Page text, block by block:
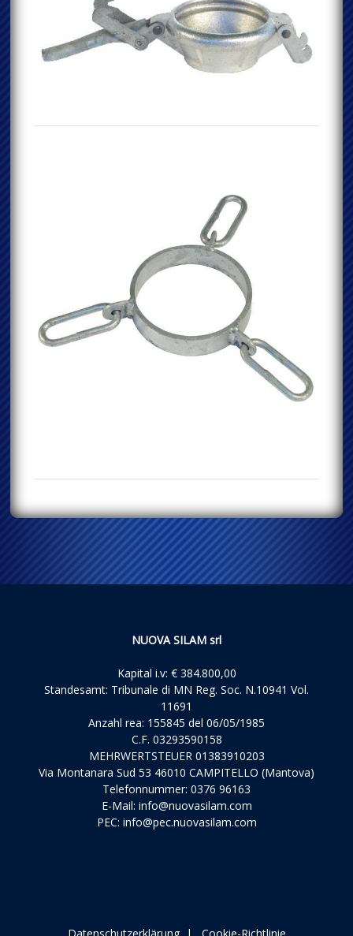
NUOVA SILAM srl
Kapital i.v: € 384.800,00
Standesamt: Tribunale di MN Reg. Soc. N.10941 Vol.
11691
Anzahl rea: 155845 del 06/05/1985
C.F. 03293590158
MEHRWERTSTEUER 01383910203
Via Montanara Sud 53 46010 CAMPITELLO (Mantova)
Telefonnummer: 0376 96163
E-Mail: info@nuovasilam.com
PEC: info@pec.nuovasilam.com
Datenschutzerklärung| Cookie-Richtlinie